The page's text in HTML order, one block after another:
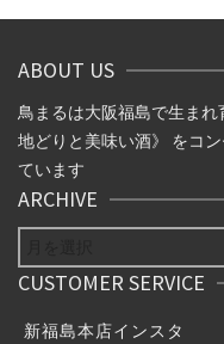
ナ
ビ
ゲ
ー
シ
ョ
ン
ABOUT US
鳥まるは大阪福島で生ま
地どりと美味い酒》 をコ
ています
ARCHIVE
CUSTOMER SERVICE
新福島本店インスタ